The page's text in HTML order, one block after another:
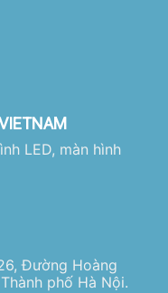
LED, màn hình
Đường Hoàng
phố Hà Nội.